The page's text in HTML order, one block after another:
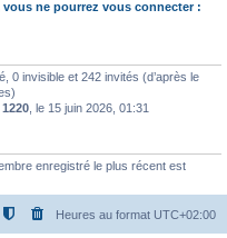
ne pourrez vous connecter :
0 invisible et 242 invités (d’après le
1220 , le 15 juin 2026, 01:31
enregistré le plus récent est
Heures au format UTC+02:00